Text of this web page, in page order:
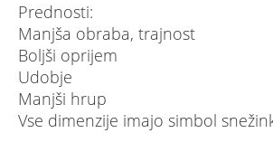
Prednosti:
Manjša obraba, trajnost
Boljši oprijem
Udobje
Manjši hrup
Vse dimenzije imajo simbol